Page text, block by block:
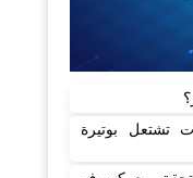
تشتعل بوتيرة